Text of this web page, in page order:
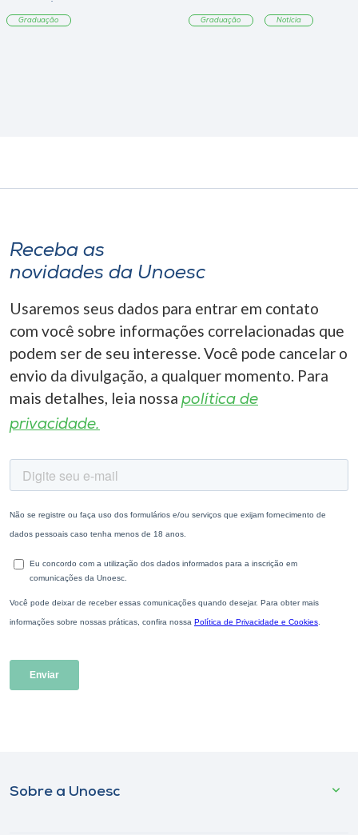
Graduação Graduação Notícia
Receba as
novidades da Unoesc
Usaremos seus dados para entrar em contato
com você sobre informações correlacionadas que
podem ser de seu interesse. Você pode cancelar o
envio da divulgação, a qualquer momento. Para
mais detalhes, leia nossa política de
privacidade.
Sobre a Unoesc